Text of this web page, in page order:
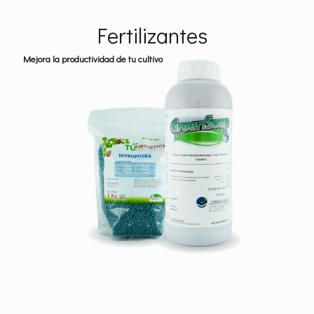
Fertilizantes
Mejora la productividad de tu cultivo